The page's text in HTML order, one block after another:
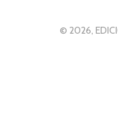
© 2026,